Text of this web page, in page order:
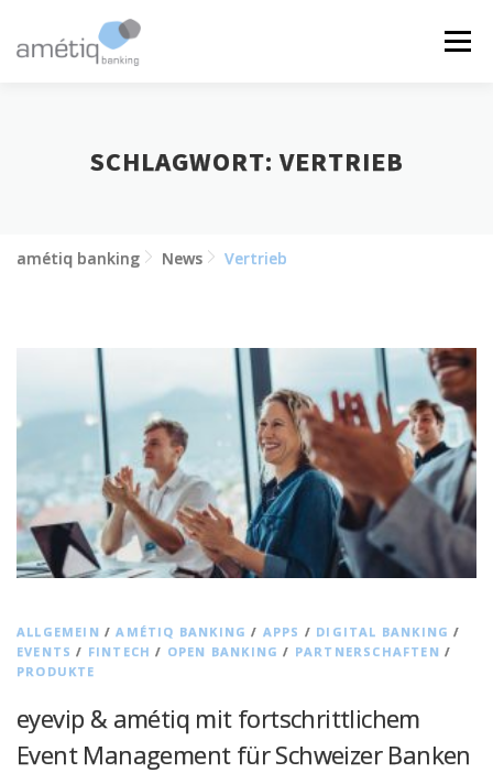
springen
Menü
SCHLAGWORT:VERTRIEB
amétiq banking News Vertrieb
ALLGEMEIN /AMÉTIQ BANKING / APPS / DIGITAL BANKING /
EVENTS / FINTECH / OPEN BANKING / PARTNERSCHAFTEN /
PRODUKTE
eyevip & amétiq mit fortschrittlichem
Event Management für Schweizer Banken